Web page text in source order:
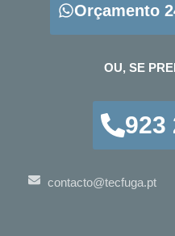
Orçamento
OU, SE
923
contacto@tecfuga.pt